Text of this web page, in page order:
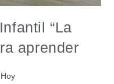
“La
aprender